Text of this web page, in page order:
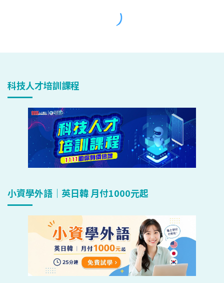
科技人才培訓課程
小資學外語｜英日韓 月付1000元起